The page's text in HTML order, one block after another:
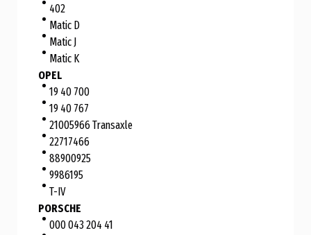
402
Matic D
Matic J
Matic K
OPEL
19 40 700
19 40 767
21005966 Transaxle
22717466
88900925
9986195
T-IV
PORSCHE
000 043 204 41